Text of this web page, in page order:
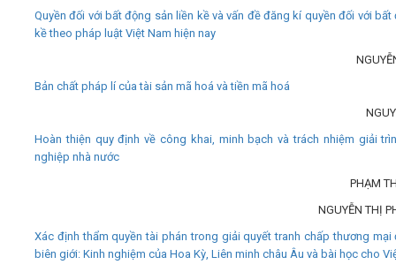
Quyền đối với bất động sản liền kề và vấn đề đăng kí quyền đối với bất
kề theo pháp luật Việt Nam hiện nay
Bản chất pháp lí của tài sản mã hoá và tiền mã hoá
Hoàn thiện quy định về công khai, minh bạch và trách nhiệm giải
nghiệp nhà nước
PHẠM
NGUYỄN THỊ
Xác định thẩm quyền tài phán trong giải quyết tranh chấp thương mại
biên giới: Kinh nghiệm của Hoa Kỳ, Liên minh châu Âu và bài học cho